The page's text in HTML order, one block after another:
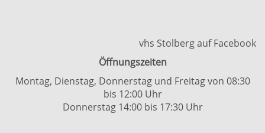
vhs Stolberg auf Facebook
Öffnungszeiten
Montag, Dienstag, Donnerstag und Freitag von 08:30
bis 12:00 Uhr
Donnerstag 14:00 bis 17:30 Uhr